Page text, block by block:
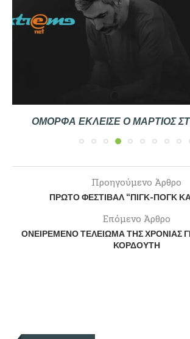
ΌΜΟΡΦΑ ΈΚΛΕΙΣΕ Ο ΜΆΡΤΙΟΣ ΣΤΟ
Προηγούμενο Άρθρο
ΠΡΏΤΟ ΦΕΣΤΙΒΆΛ “ΠΙΓΚ-ΠΟΓΚ
Επόμενο Άρθρο
ΟΝΕΙΡΕΜΈΝΟ ΤΕΛΕΊΩΜΑ ΤΗΣ ΧΡΟΝΙΆΣ
ΚΟΡΔΟΎΤΗ